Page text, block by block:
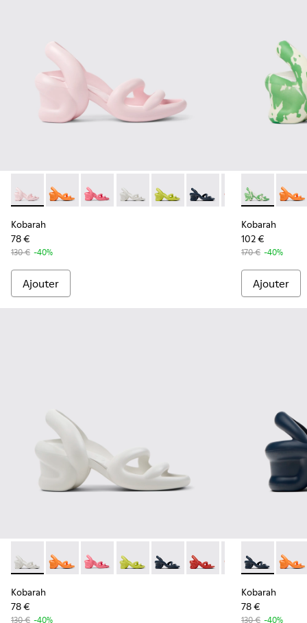
Kobarah - K100839-012 - Sandales rose pastel unisexe
Kobarah - K100839-034 - Sandales synthétiques
Kobarah - K100839-032 - Sandales
Kobarah - K100839-028 - Sandales
Kobarah - K100839-027 -
Kobarah - K100839-
Kobarah -Kobarah -
Kobarah
78 €
130 € -40%
Ajouter
Kobarah -
Kobarah
102 €
170 € -40%
Ajouter
Kobarah - K100839-028 - Sandales en textile blanc pour
Kobarah - K100839-034 - Sandales synthétiques
Kobarah - K100839-032 - Sandales
Kobarah - K100839-027 - Sandales
Kobarah - K100839-026 -
Kobarah - K100839-025
Kobarah -Kobarah -
Kobarah
78 €
130 € -40%
Kobarah -
Kobarah
78 €
130 € -40%